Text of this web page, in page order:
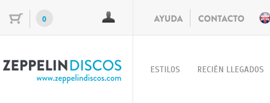
0
ESTILOS RECIÉN LLEGADOS